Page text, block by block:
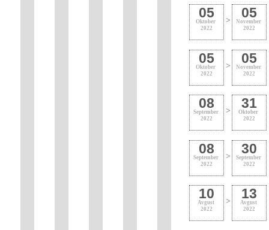
05
Oktober
2022
> 05
November
2022
05
Oktober
2022
> 05
November
2022
08
September
2022
> 31
Oktober
2022
08
September
2022
> 30
September
2022
10
Avgust
2022
> 13
Avgust
2022